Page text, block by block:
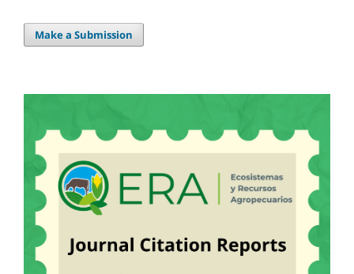
Make a Submission